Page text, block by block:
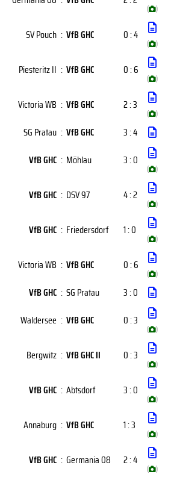
( )
SV Pouch : VfB GHC 0 : 4
( )
Piesteritz II : VfB GHC 0 : 6
( )
Victoria WB : VfB GHC 2 : 3
( )
SG Pratau : VfB GHC
3 : 4
VfB GHC : Möhlau 3 : 0
( )
VfB GHC : DSV 97 4 : 2
( )
VfB GHC : Friedersdorf 1 : 0
( )
Victoria WB : VfB GHC 0 : 6
( )
VfB GHC : SG Pratau
3 : 0
Waldersee : VfB GHC 0 : 3
( )
Bergwitz : VfB GHC II 0 : 3
( )
VfB GHC : Abtsdorf 3 : 0
( )
Annaburg : VfB GHC 1 : 3
( )
VfB GHC : Germania 08 2 : 4
( )